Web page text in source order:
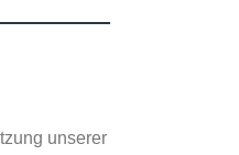
unserer